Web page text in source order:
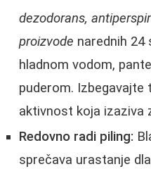
dezodorans,
proizvode narednih
hladnom vodom,
puderom. Izbegavajte
aktivnost koja izaziva
Redovno radi piling:
sprečava urastanje